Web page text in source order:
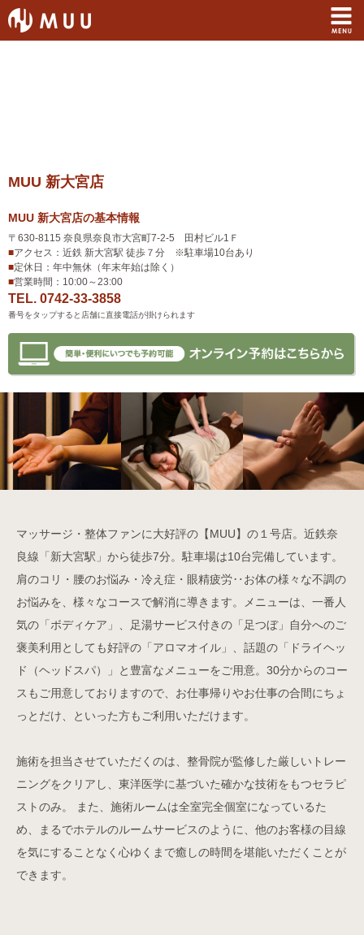
MUU 新大宮店
MUU 新大宮店の基本情報
アクセス
〒630-8115 奈良県奈良市大宮町7-2-5 田村ビル1Ｆ
■アクセス：近鉄 新大宮駅 徒歩７分 ※駐車場10台あり
定休日
■定休日：年中無休（年末年始は除く）
営業時間
■営業時間：10:00～23:00
TEL. 0742-33-3858
番号をタップすると店舗に直接電話が掛けられます
マッサージ・整体ファンに大好評の【MUU】の１号店。近鉄奈
良線「新大宮駅」から徒歩7分。駐車場は10台完備しています。
肩のコリ・腰のお悩み・冷え症・眼精疲労‥お体の様々な不調の
お悩みを、様々なコースで解消に導きます。メニューは、一番人
気の「ボディケア」、足湯サービス付きの「足つぼ」自分へのご
褒美利用としても好評の「アロマオイル」、話題の「ドライヘッ
ド（ヘッドスパ）」と豊富なメニューをご用意。30分からのコー
スもご用意しておりますので、お仕事帰りやお仕事の合間にちょ
っとだけ、といった方もご利用いただけます。
施術を担当させていただくのは、整骨院が監修した厳しいトレー
ニングをクリアし、東洋医学に基づいた確かな技術をもつセラピ
ストのみ。 また、施術ルームは全室完全個室になっているた
め、まるでホテルのルームサービスのように、他のお客様の目線
を気にすることなく心ゆくまで癒しの時間を堪能いただくことが
できます。